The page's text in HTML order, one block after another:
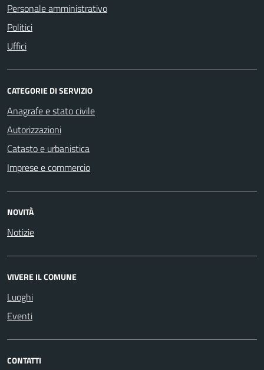
Personale amministrativo
Politici
Uffici
CATEGORIE DI SERVIZIO
Anagrafe e stato civile
Autorizzazioni
Catasto e urbanistica
Imprese e commercio
NOVITÀ
Notizie
VIVERE IL COMUNE
Luoghi
Eventi
CONTATTI